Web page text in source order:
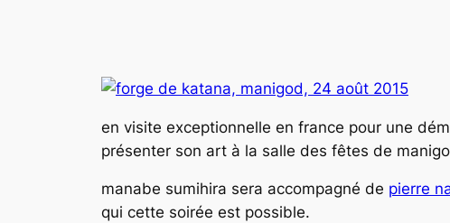
en visite exceptionnelle en france pour une
présenter son art à la salle des fêtes de
manabe sumihira sera accompagné de pierre
qui cette soirée est possible.